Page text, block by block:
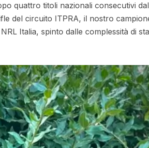
quattro titoli nazionali consecutivi
del circuito ITPRA, il nostro
Italia, spinto dalle complessità di